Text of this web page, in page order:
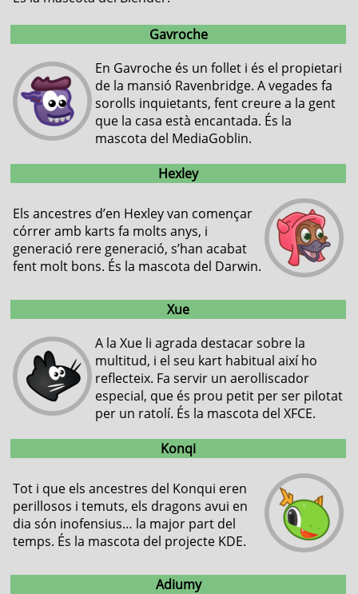
Gavroche
En Gavroche és un follet i és el propietari
de la mansió Ravenbridge. A vegades fa
sorolls inquietants, fent creure a la gent
que la casa està encantada. És la
mascota del MediaGoblin.
Hexley
Els ancestres d’en Hexley van començar
córrer amb karts fa molts anys, i
generació rere generació, s’han acabat
fent molt bons. És la mascota del Darwin.
Xue
A la Xue li agrada destacar sobre la
multitud, i el seu kart habitual així ho
reflecteix. Fa servir un aerolliscador
especial, que és prou petit per ser pilotat
per un ratolí. És la mascota del XFCE.
Konqi
Tot i que els ancestres del Konqui eren
perillosos i temuts, els dragons avui en
dia són inofensius… la major part del
temps. És la mascota del projecte KDE.
Adiumy